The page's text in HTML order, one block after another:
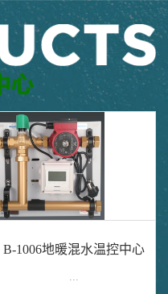
B-1006地暖混水温控中心